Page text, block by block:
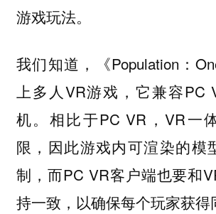
游戏玩法。
我们知道，《Population：
上多人VR游戏，它兼容PC
机。相比于PC VR，VR一
限，因此游戏内可渲染的模
制，而PC VR客户端也要和
持一致，以确保每个玩家获得